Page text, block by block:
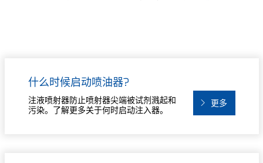
什么时候启动喷油器?
注液喷射器防止喷射器尖端被试剂溅起和
污染。了解更多关于何时启动注入器。
更多